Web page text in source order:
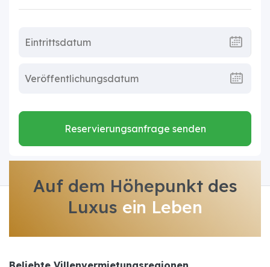
Reservierungsanfrage senden
Auf dem Höhepunkt des
Luxus ein Leben